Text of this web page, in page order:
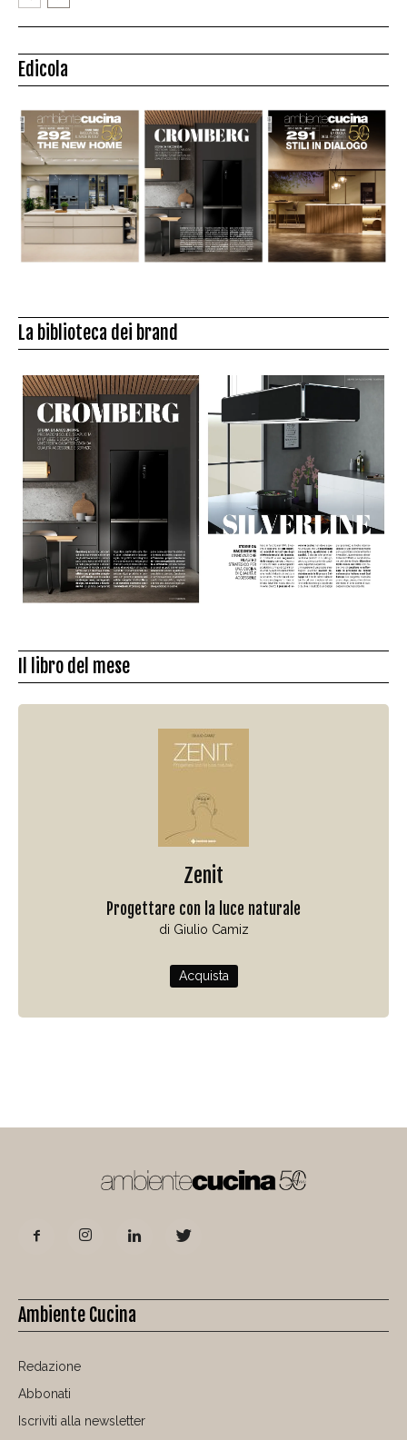
Edicola
La biblioteca dei brand
Il libro del mese
Zenit
Progettare con la luce naturale
di Giulio Camiz
Acquista
Ambiente Cucina
Redazione
Abbonati
Iscriviti alla newsletter